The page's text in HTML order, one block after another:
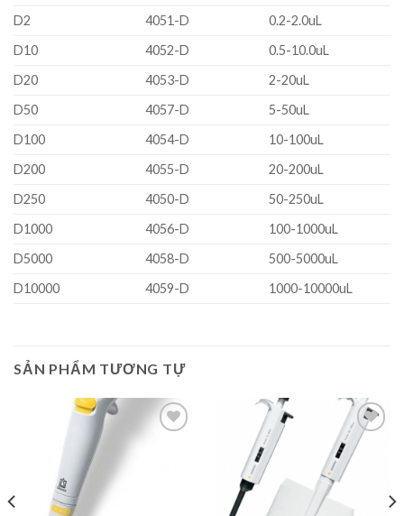
D2
4051-D
0.2-2.0uL
D10
4052-D
0.5-10.0uL
D20
4053-D
2-20uL
D50
4057-D
5-50uL
D100
4054-D
10-100uL
D200
4055-D
20-200uL
D250
4050-D
50-250uL
D1000
4056-D
100-1000uL
D5000
4058-D
500-5000uL
D10000
4059-D 1000-10000uL
SẢN PHẨM TƯƠNG TỰ